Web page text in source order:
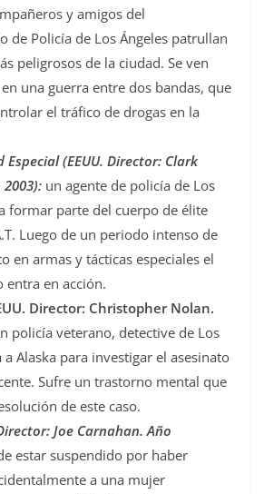
y amigos del
de Policía de Los Ángeles patrullan
peligrosos de la ciudad. Se ven
una guerra entre dos bandas, que
el tráfico de drogas en la
Especial (EEUU. Director: Clark
un agente de policía de Los
formar parte del cuerpo de élite
Luego de un periodo intenso de
en armas y tácticas especiales el
entra en acción.
Director: Christopher Nolan.
policía veterano, detective de Los
a Alaska para investigar el asesinato
Sufre un trastorno mental que
de este caso.
Joe Carnahan. Año
estar suspendido por haber
a una mujer